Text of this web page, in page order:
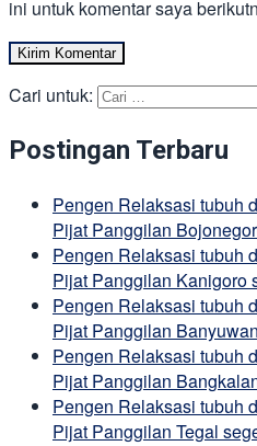
ini untuk komentar saya
Cari untuk:
Postingan Terbaru
Pengen Relaksasi tubuh
Pijat Panggilan
Pengen Relaksasi tubuh
Pijat Panggilan Kanigoro
Pengen Relaksasi tubuh
Pijat Panggilan
Pengen Relaksasi tubuh
Pijat Panggilan
Pengen Relaksasi tubuh
Pijat Panggilan Tegal